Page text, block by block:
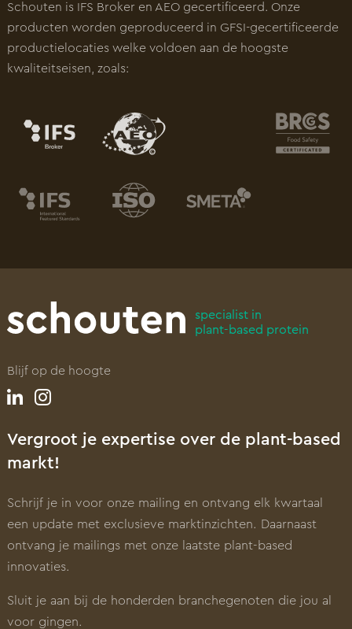
Schouten is IFS Broker en AEO gecertificeerd. Onze
producten worden geproduceerd in GFSI-gecertificeerde
productielocaties welke voldoen aan de hoogste
kwaliteitseisen, zoals:
specialist in
plant-based protein
Blijf op de hoogte
Vergroot je expertise over de plant-based
markt!
Schrijf je in voor onze mailing en ontvang elk kwartaal
een update met exclusieve marktinzichten. Daarnaast
ontvang je mailings met onze laatste plant-based
innovaties.
Sluit je aan bij de honderden branchegenoten die jou al
voor gingen.